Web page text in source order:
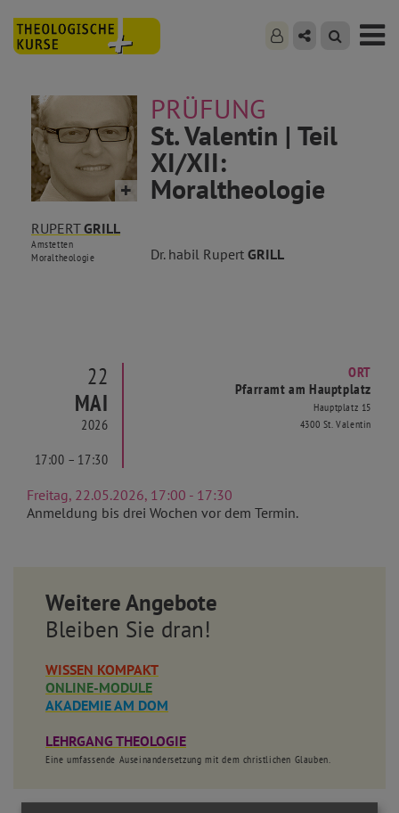
RUPERTGRILL
Amstetten
Moraltheologie
PRÜFUNG
St. Valentin | Teil
XI/XII:
Moraltheologie
Dr. habil RupertGRILL
22
MAI
2026
17:00 – 17:30
ORT
Pfarramt am Hauptplatz
Hauptplatz 15
4300 St. Valentin
Freitag, 22.05.2026, 17:00 - 17:30
Anmeldung bis drei Wochen vor dem Termin.
Weitere Angebote
Bleiben Sie dran!
WISSEN KOMPAKT
ONLINE-MODULE
AKADEMIE AM DOM
LEHRGANG THEOLOGIE
Eine umfassende Auseinandersetzung mit dem christlichen Glauben.